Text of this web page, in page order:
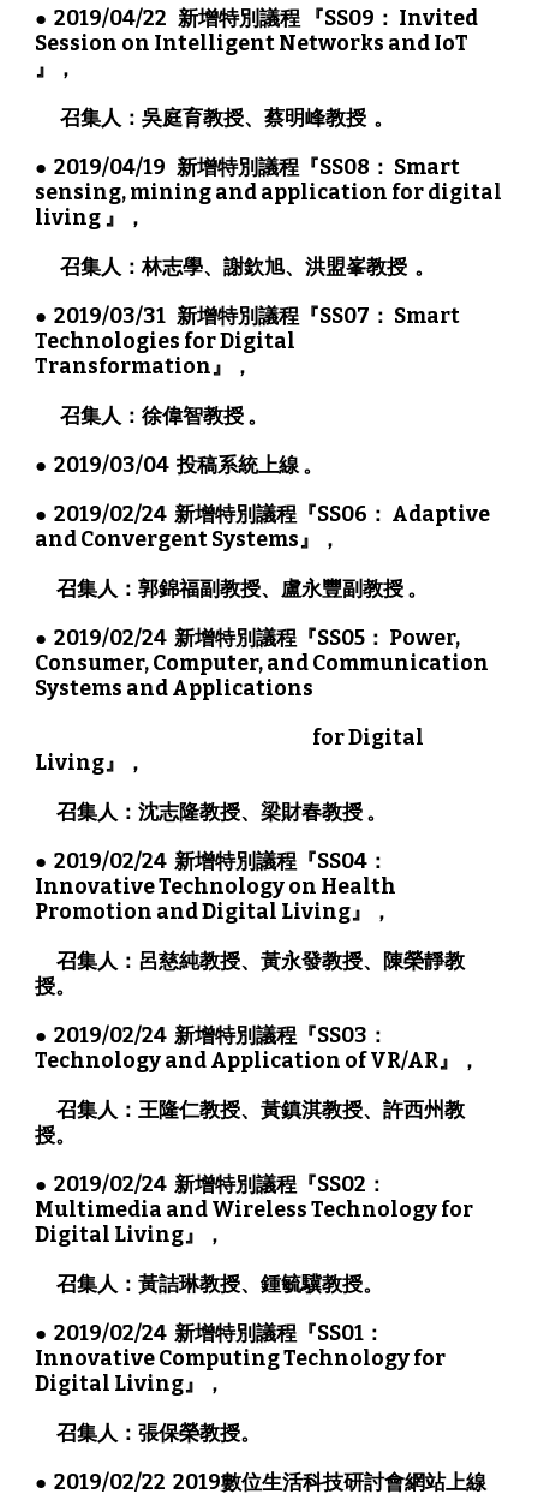
●  2019/04/22   新增特別議程 『SS09： Invited
Session on Intelligent Networks and IoT
』，
       召集人：吳庭育教授、蔡明峰教授  。
●  2019/04/19   新增特別議程『SS08： Smart
sensing, mining and application for digital
living 』，
       召集人：林志學、謝欽旭、洪盟峯教授  。
●  2019/03/31   新增特別議程『SS07： Smart
Technologies for Digital
Transformation』，
       召集人：徐偉智教授 。
●  2019/03/04  投稿系統上線 。
●  2019/02/24  新增特別議程『SS06： Adaptive
and Convergent Systems』，
      召集人：郭錦福副教授、盧永豐副教授 。
●  2019/02/24  新增特別議程『SS05： Power,
Consumer, Computer, and Communication
Systems and Applications
Living』，
      召集人：沈志隆教授、梁財春教授 。
●  2019/02/24  新增特別議程『SS04：
Innovative Technology on Health
Promotion and Digital Living』，
      召集人：呂慈純教授、黃永發教授、陳榮靜教
授。
●  2019/02/24  新增特別議程『SS03：
Technology and Application of VR/AR』，
      召集人：王隆仁教授、黃鎮淇教授、許西州教
授。
●  2019/02/24  新增特別議程『SS02：
Multimedia and Wireless Technology for
Digital Living』，
      召集人：黃詰琳教授、鍾毓驥教授。
●  2019/02/24  新增特別議程『SS01：
Innovative Computing Technology for
Digital Living』，
      召集人：張保榮教授。
●  2019/02/22  2019數位生活科技研討會網站上線